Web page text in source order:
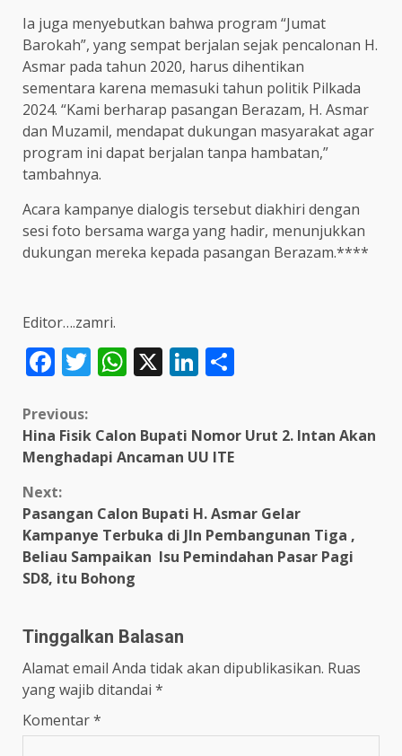
Ia juga menyebutkan bahwa program “Jumat
Barokah”, yang sempat berjalan sejak pencalonan H.
Asmar pada tahun 2020, harus dihentikan
sementara karena memasuki tahun politik Pilkada
2024. “Kami berharap pasangan Berazam, H. Asmar
dan Muzamil, mendapat dukungan masyarakat agar
program ini dapat berjalan tanpa hambatan,”
tambahnya.
Acara kampanye dialogis tersebut diakhiri dengan
sesi foto bersama warga yang hadir, menunjukkan
dukungan mereka kepada pasangan Berazam.****
Editor….zamri.
Facebook
Twitter
WhatsApp
X LinkedIn
Continue
Reading
Previous:
Hina Fisik Calon Bupati Nomor Urut 2. Intan Akan
Menghadapi Ancaman UU ITE
Next:
Pasangan Calon Bupati H. Asmar Gelar
Kampanye Terbuka di Jln Pembangunan Tiga ,
Beliau Sampaikan Isu Pemindahan Pasar Pagi
SD8, itu Bohong
Tinggalkan Balasan
Alamat email Anda tidak akan dipublikasikan. Ruas
yang wajib ditandai *
Komentar*